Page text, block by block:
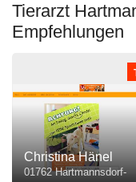
Tierarzt
Empfehlungen
Christina Hänel
01762 Hartmannsdorf-